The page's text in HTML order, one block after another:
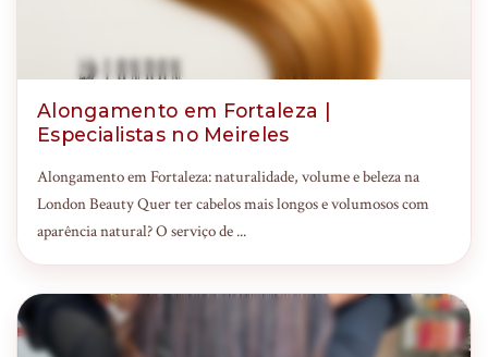
Alongamento em Fortaleza |
Especialistas no Meireles
Alongamento em Fortaleza: naturalidade, volume e beleza na
London Beauty Quer ter cabelos mais longos e volumosos com
aparência natural? O serviço de ...